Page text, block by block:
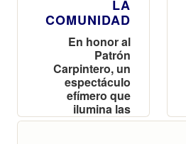
LA
COMUNIDAD
En honor al
Patrón
Carpintero, un
espectáculo
efímero que
ilumina las
calles de